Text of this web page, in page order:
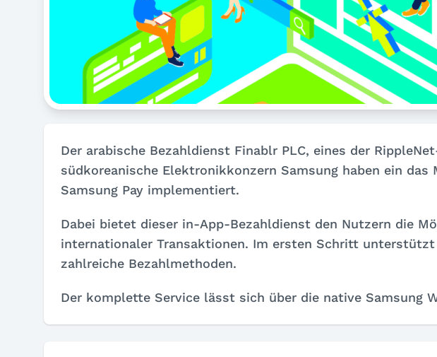
Der arabische Bezahldienst Finablr PLC, eines der
südkoreanische Elektronikkonzern Samsung haben ein das
Samsung Pay implementiert.
Dabei bietet dieser in-App-Bezahldienst den Nutzern die
internationaler Transaktionen. Im ersten Schritt unterstützt
zahlreiche Bezahlmethoden.
Der komplette Service lässt sich über die native Samsung